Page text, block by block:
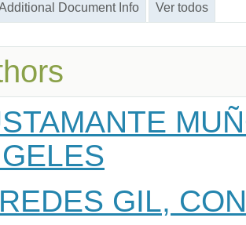
Document Info Ver todos
GIL,